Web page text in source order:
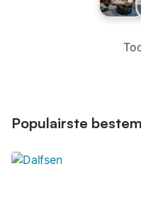
Populairste